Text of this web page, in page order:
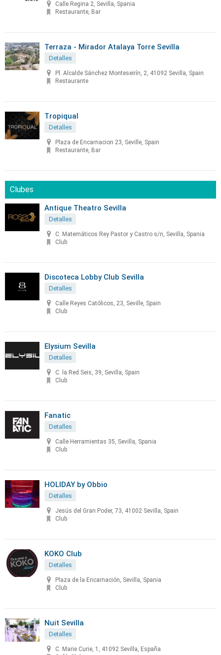
Calle Regina 2, Sevilla, Spania
Restaurante, Bar
Terraza - Mirador Atalaya Torre Sevilla
Detalles
Pl. Alcalde Sánchez Monteseirín, 2, 41092 Sevilla, Spain
Restaurante
Tropiqual
Detalles
Plaza de Encarnacion 23, Seville, Spain
Restaurante, Bar
Clubes
Antique Theatro Sevilla
Detalles
C. Matemáticos Rey Pastor y Castro s/n, Sevilla, Spania
Club
Discoteca Lobby Club Sevilla
Detalles
Calle Reyes Católicos, 23, Seville, Spain
Club
Elysium Sevilla
Detalles
C. la Red Seis, 39, Sevilla, Spain
Club
Fanatic
Detalles
Calle Herramientas 35, Sevilla, Spania
Club
HOLIDAY by Obbio
Detalles
Jesús del Gran Poder, 73, 41002 Sevilla, Spain
Club
KOKO Club
Detalles
Plaza de la Encarnación, Sevilla, Spania
Club
Nuit Sevilla
Detalles
C. Marie Curie, 1, 41092 Sevilla, España